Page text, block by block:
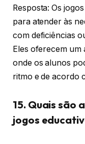
Resposta: Os
para atender às
com deficiências
Eles oferecem um
onde os alunos
ritmo e de acordo
15. Quais são
jogos